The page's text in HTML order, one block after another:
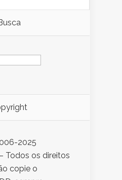
2025
Todos os direitos
copie o